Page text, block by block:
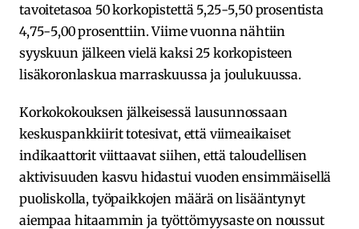
tavoitetasoa 50 korkopistettä 5,25-5,50 prosentista
4,75-5,00 prosenttiin. Viime vuonna nähtiin
syyskuun jälkeen vielä kaksi 25 korkopisteen
lisäkoronlaskua marraskuussa ja joulukuussa.
Korkokokouksen jälkeisessä lausunnossaan
keskuspankkiirit totesivat, että viimeaikaiset
indikaattorit viittaavat siihen, että taloudellisen
aktivisuuden kasvu hidastui vuoden ensimmäisellä
puoliskolla, työpaikkojen määrä on lisääntynyt
aiempaa hitaammin ja työttömyysaste on noussut